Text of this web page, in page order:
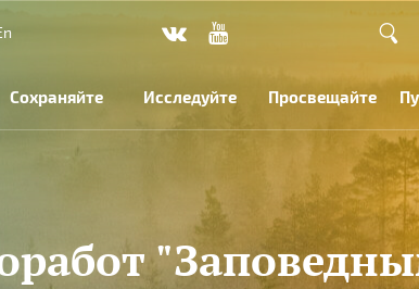
Сохраняйте Исследуйте Просвещайте